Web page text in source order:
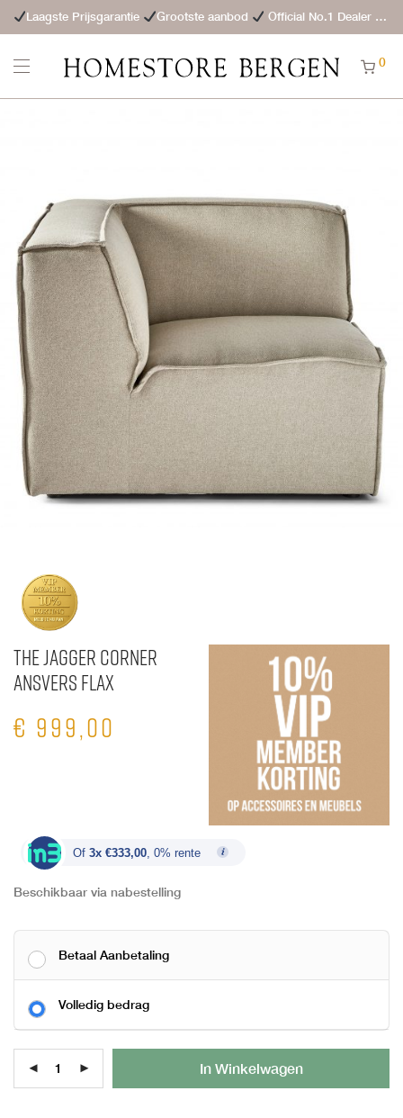
Laagste Prijsgarantie Grootste aanbod Official No.1 Dealer
0
The Jagger Corner
Ansvers Flax
€ 999,00
Of 3x €333,00 , 0% rente
Beschikbaar via nabestelling
Betaal Aanbetaling
Volledig bedrag
In Winkelwagen